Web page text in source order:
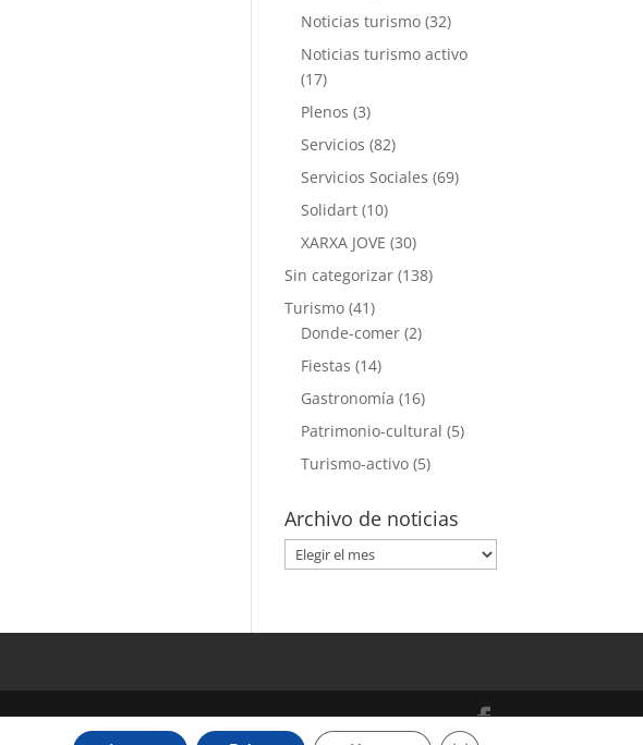
Noticias turismo (32)
Noticias turismo activo
(17)
Plenos (3)
Servicios (82)
Servicios Sociales (69)
Solidart (10)
XARXA JOVE (30)
Sin categorizar (138)
Turismo (41)
Donde-comer (2)
Fiestas (14)
Gastronomía (16)
Patrimonio-cultural (5)
Turismo-activo (5)
Archivo de noticias
Archivo
de